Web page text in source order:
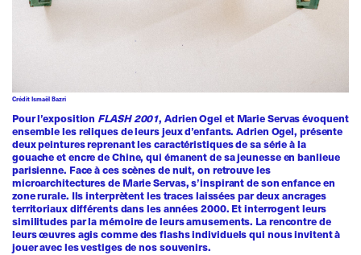
Crédit Ismaël Bazri
Pour l’exposition FLASH 2001, Adrien Ogel et Marie Servas évoquent
ensemble les reliques de leurs jeux d’enfants. Adrien Ogel, présente
deux peintures reprenant les caractéristiques de sa série à la
gouache et encre de Chine, qui émanent de sa jeunesse en banlieue
parisienne. Face à ces scènes de nuit, on retrouve les
microarchitectures de Marie Servas, s’inspirant de son enfance en
zone rurale. Ils interprètent les traces laissées par deux ancrages
territoriaux différents dans les années 2000. Et interrogent leurs
similitudes par la mémoire de leurs amusements. La rencontre de
leurs œuvres agis comme des flashs individuels qui nous invitent à
jouer avec les vestiges de nos souvenirs.